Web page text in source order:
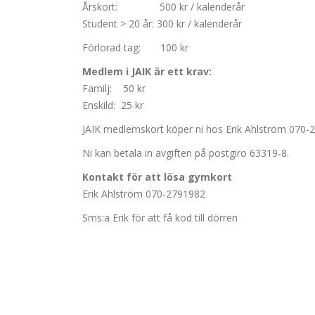
Årskort: 500 kr / kalenderår
Student > 20 år: 300 kr / kalenderår
Förlorad tag: 100 kr
Medlem i JAIK är ett krav:
Familj: 50 kr
Enskild: 25 kr
JAIK medlemskort köper ni hos Erik Ahlström 070-
Ni kan betala in avgiften på postgiro 63319-8.
Kontakt för att lösa gymkort
Erik Ahlström 070-2791982
Sms:a Erik för att få kod till dörren